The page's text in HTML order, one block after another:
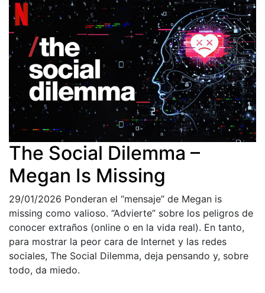
The Social Dilemma –
Megan Is Missing
29/01/2026 Ponderan el “mensaje” de Megan is
missing como valioso. “Advierte” sobre los peligros de
conocer extraños (online o en la vida real). En tanto,
para mostrar la peor cara de Internet y las redes
sociales, The Social Dilemma, deja pensando y, sobre
todo, da miedo.